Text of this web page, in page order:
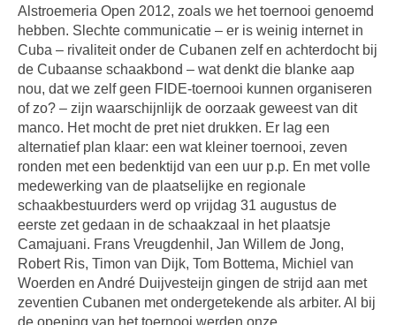
Alstroemeria Open 2012, zoals we het toernooi genoemd
hebben. Slechte communicatie – er is weinig internet in
Cuba – rivaliteit onder de Cubanen zelf en achterdocht bij
de Cubaanse schaakbond – wat denkt die blanke aap
nou, dat we zelf geen FIDE-toernooi kunnen organiseren
of zo? – zijn waarschijnlijk de oorzaak geweest van dit
manco. Het mocht de pret niet drukken. Er lag een
alternatief plan klaar: een wat kleiner toernooi, zeven
ronden met een bedenktijd van een uur p.p. En met volle
medewerking van de plaatselijke en regionale
schaakbestuurders werd op vrijdag 31 augustus de
eerste zet gedaan in de schaakzaal in het plaatsje
Camajuani. Frans Vreugdenhil, Jan Willem de Jong,
Robert Ris, Timon van Dijk, Tom Bottema, Michiel van
Woerden en André Duijvesteijn gingen de strijd aan met
zeventien Cubanen met ondergetekende als arbiter. Al bij
de opening van het toernooi werden onze